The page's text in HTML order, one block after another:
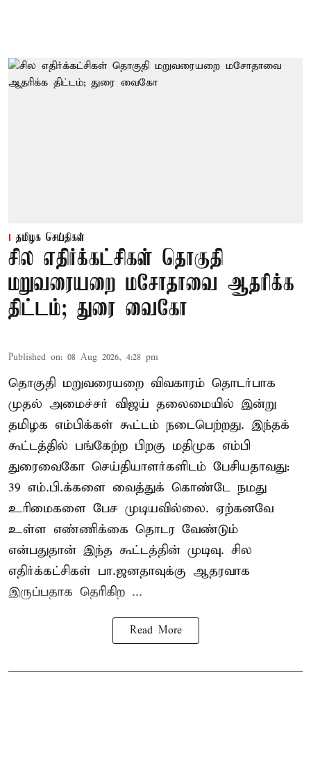
தமிழக செய்திகள்
சில எதிர்க்கட்சிகள் தொகுதி
மறுவரையறை மசோதாவை ஆதரிக்க
திட்டம்; துரை வைகோ
Published on: 08 Aug 2026, 4:28 pm
தொகுதி மறுவரையறை விவகாரம் தொடர்பாக
முதல் அமைச்சர் விஜய் தலைமையில் இன்று
தமிழக எம்பிக்கள் கூட்டம் நடைபெற்றது. இந்தக்
கூட்டத்தில் பங்கேற்ற பிறகு மதிமுக எம்பி
துரைவைகோ செய்தியாளர்களிடம் பேசியதாவது:
39 எம்.பி.க்களை வைத்துக் கொண்டே நமது
உரிமைகளை பேச முடியவில்லை. ஏற்கனவே
உள்ள எண்ணிக்கை தொடர வேண்டும்
என்பதுதான் இந்த கூட்டத்தின் முடிவு. சில
எதிர்க்கட்சிகள் பா.ஜனதாவுக்கு ஆதரவாக
இருப்பதாக தெரிகிற ...
Read More